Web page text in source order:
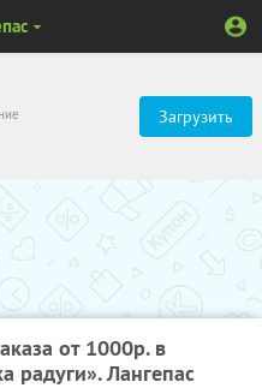
Загрузить
от 1000р. в
радуги». Лангепас